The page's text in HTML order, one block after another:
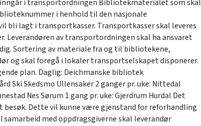
i transportordningen Bibliotekmaterialet som skal
i henhold til den nasjonale
lagt i transportkasser. Transportkasser skal leveres
av transportordningen skal ha ansvaret
Sortering av materiale fra og til bibliotekene,
og skal foregå i lokaler transportselskapet disponerer.
plan. Daglig: Deichmanske bibliotek
Ski Skedsmo Ullensaker 2 ganger pr. uke: Nittedal
Nes Sørum 1 gang pr. uke: Gjerdrum Hurdal Det
Dette vil kunne være gjenstand for reforhandling
med oppdragsgiverne skal leverandør